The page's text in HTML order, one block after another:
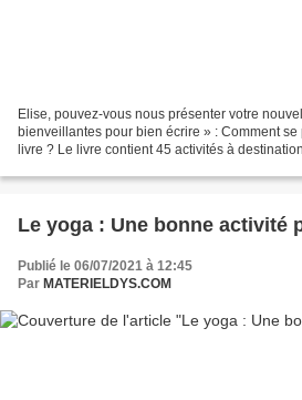
Elise, pouvez-vous nous présenter votre
bienveillantes pour bien écrire » : Comment
livre ? Le livre contient 45 activités à
Le yoga : Une bonne activité
Publié le 06/07/2021 à 12:45
Par MATERIELDYS.COM